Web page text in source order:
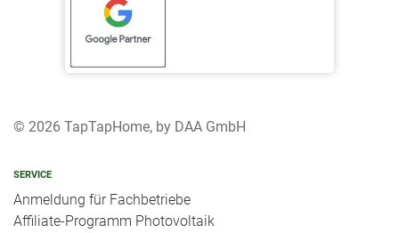
© 2026 TapTapHome, by DAA GmbH
SERVICE
Anmeldung für Fachbetriebe
Affiliate-Programm Photovoltaik